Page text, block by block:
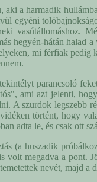
a harmadik
egyéni
hegyén-hátán
mi férfiak
parancsoló
ami azt jelenti,
A szurdok legszebb
történt, hogy
adta le, és csak ott
(a huszadik
megadva a pont.
nevét, majd a